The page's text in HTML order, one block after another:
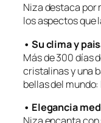
Niza destaca por
los aspectos que
• Su clima y
Más de 300 días
cristalinas y una
bellas del mundo:
• Elegancia